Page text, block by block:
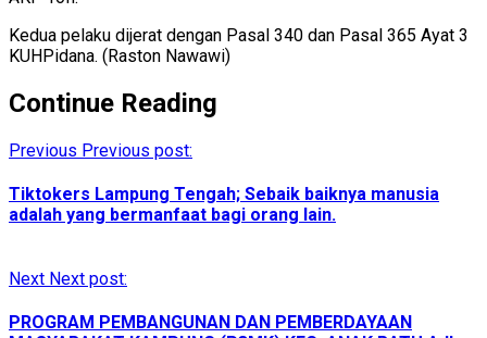
Kedua pelaku dijerat dengan Pasal 340 dan Pasal 365 Ayat 3
KUHPidana. (Raston Nawawi)
Continue Reading
Previous Previous post:
Tiktokers Lampung Tengah; Sebaik baiknya manusia
adalah yang bermanfaat bagi orang lain.
Next Next post:
PROGRAM PEMBANGUNAN DAN PEMBERDAYAAN